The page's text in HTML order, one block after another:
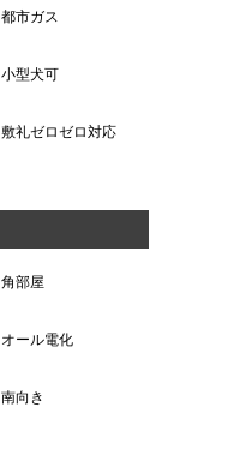
都市ガス
小型犬可
敷礼ゼロゼロ対応
角部屋
オール電化
南向き